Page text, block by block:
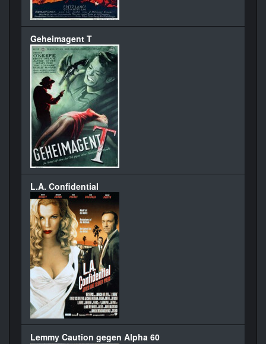
Geheimagent T
L.A. Confidential
Lemmy Caution gegen Alpha 60